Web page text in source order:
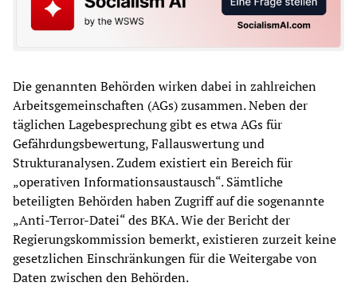
Die genannten Behörden wirken dabei in zahlreichen
Arbeitsgemeinschaften (AGs) zusammen. Neben der
täglichen Lagebesprechung gibt es etwa AGs für
Gefährdungsbewertung, Fallauswertung und
Strukturanalysen. Zudem existiert ein Bereich für
„operativen Informationsaustausch“. Sämtliche
beteiligten Behörden haben Zugriff auf die sogenannte
„Anti-Terror-Datei“ des BKA. Wie der Bericht der
Regierungskommission bemerkt, existieren zurzeit keine
gesetzlichen Einschränkungen für die Weitergabe von
Daten zwischen den Behörden.